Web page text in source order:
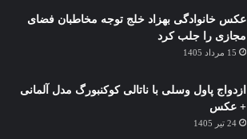
عکس خانوادگی بهزاد خلج توجه مخاطبان فضای
مجازی را جلب کرد
15 مرداد 1405
ازدواج پاول وسلی با ناتالی کوکنبورگ مدل آلمانی
+ عکس
24 تیر 1405